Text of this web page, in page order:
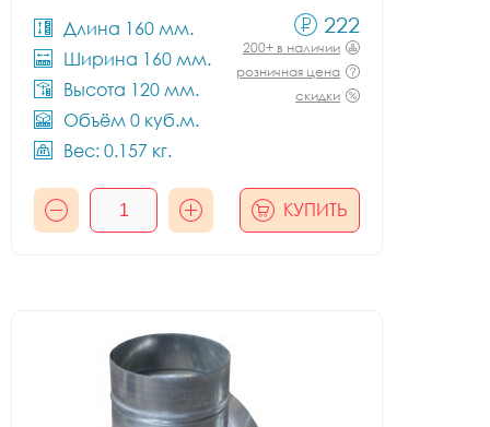
Длина 160 мм.
Ширина 160 мм.
Высота 120 мм.
Объём 0 куб.м.
Вес: 0.157 кг.
222
200+ в наличии
розничная цена
скидки
КУПИТЬ